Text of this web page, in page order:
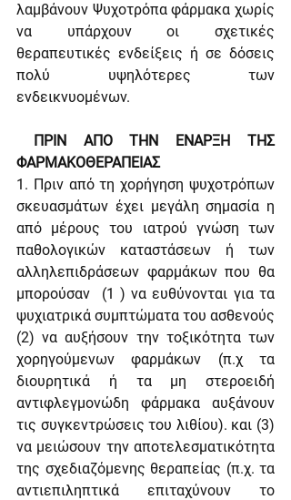
λαμβάνουν Ψυχοτρόπα φάρμακα χωρίς
να υπάρχουν οι σχετικές
θεραπευτικές ενδείξεις ή σε δόσεις
πολύ υψηλότερες των
ενδεικνυομένων.
ΠΡΙΝ ΑΠΟ ΤΗΝ ΕΝΑΡΞΗ ΤΗΣ
ΦΑΡΜΑΚΟΘΕΡΑΠΕΙΑΣ
1. Πριν από τη χορήγηση ψυχοτρόπων
σκευασμάτων έχει μεγάλη σημασία η
από μέρους του ιατρού γνώση των
παθολογικών καταστάσεων ή των
αλληλεπιδράσεων φαρμάκων που θα
μπορούσαν  (1 ) να ευθύνονται για τα
ψυχιατρικά συμπτώματα του ασθενούς
(2) να αυξήσουν την τοξικότητα των
χορηγούμενων φαρμάκων (π.χ τα
διουρητικά ή τα μη στεροειδή
αντιφλεγμονώδη φάρμακα αυξάνουν
τις συγκεντρώσεις του λιθίου). και (3)
να μειώσουν την αποτελεσματικότητα
της σχεδιαζόμενης θεραπείας (π.χ. τα
αντιεπιληπτικά επιταχύνουν το